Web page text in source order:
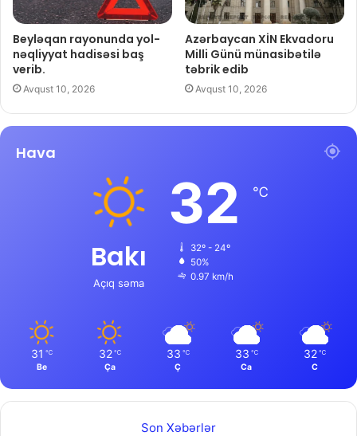
Beyləqan rayonunda yol-
nəqliyyat hadisəsi baş
verib.
Avqust 10, 2026
Azərbaycan XİN Ekvadoru
Milli Günü münasibətilə
təbrik edib
Avqust 10, 2026
Hava
Bakı
Açıq səma
32 ℃
32º - 24º
50%
0.97 km/h
31 ℃
Be
32 ℃
Ça
33 ℃
Ç
33 ℃
Ca
32 ℃
C
Son Xəbərlər